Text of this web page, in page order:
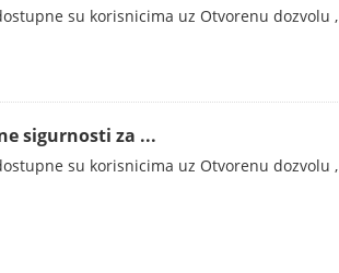
su korisnicima uz Otvorenu dozvolu ,
sigurnosti za ...
su korisnicima uz Otvorenu dozvolu ,